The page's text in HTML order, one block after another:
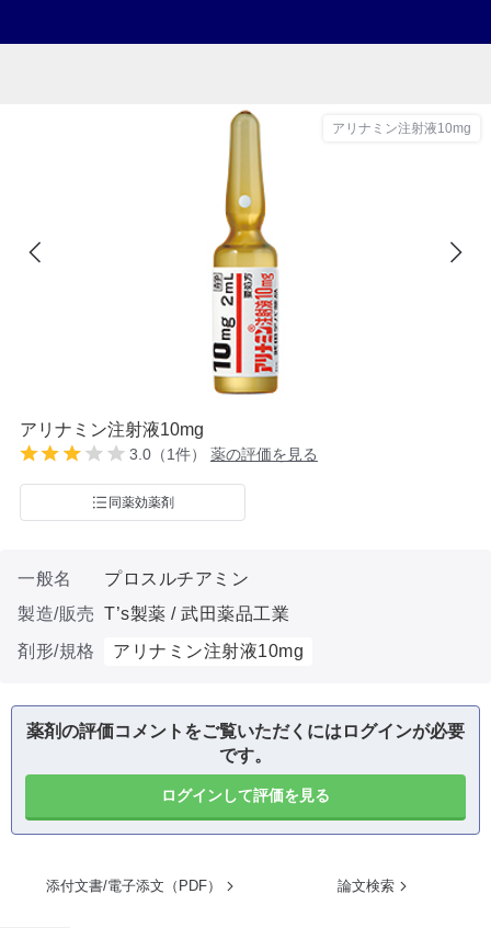
アリナミン注射液10mg
アリナミン注射液10mg
3.0（1件） 薬の評価を見る
同薬効薬剤
一般名
プロスルチアミン
製造/販売 T’s製薬 / 武田薬品工業
剤形/規格
アリナミン注射液10mg
薬剤の評価コメントをご覧いただくにはログインが必要
です。
ログインして評価を見る
添付文書/電子添文（PDF） 論文検索